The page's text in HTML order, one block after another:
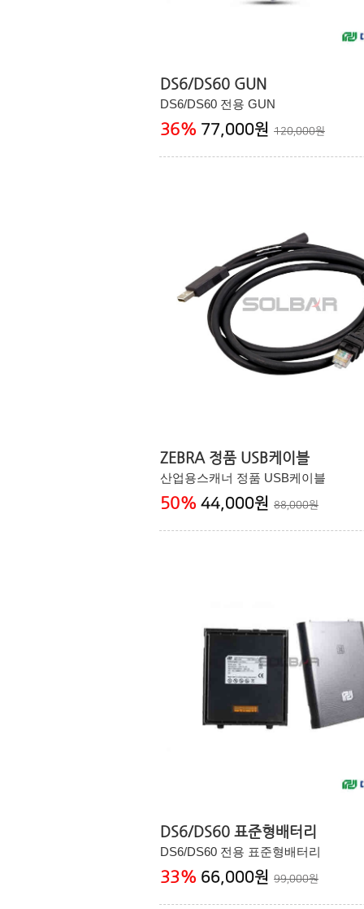
DS6/DS60 GUN
DS6/DS60 전용 GUN
36% 77,000원 120,000원
ZEBRA 정품 USB케이블
산업용스캐너 정품 USB케이블
50% 44,000원 88,000원
DS6/DS60 표준형배터리
DS6/DS60 전용 표준형배터리
33% 66,000원 99,000원